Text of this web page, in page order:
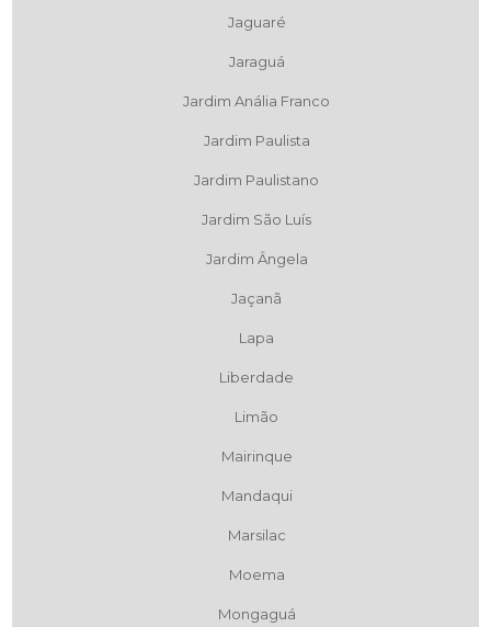
Jaguaré
Jaraguá
Jardim Anália Franco
Jardim Paulista
Jardim Paulistano
Jardim São Luís
Jardim Ângela
Jaçanã
Lapa
Liberdade
Limão
Mairinque
Mandaqui
Marsilac
Moema
Mongaguá